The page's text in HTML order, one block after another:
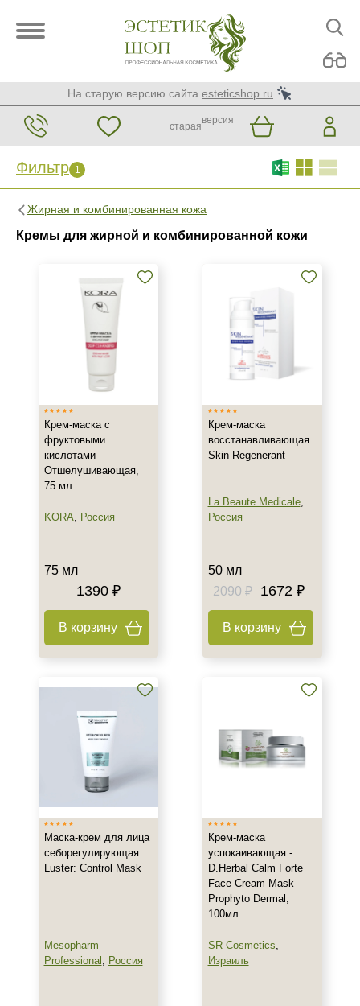
На старую версию сайта esteticshop.ru
старая
версия
Фильтр 1
Жирная и комбинированная кожа
Кремы для жирной и комбинированной кожи
Фильтр 1 Сброс
La Beaute Medicale
Mesopharm Professional
Россия
Франция
Показать еще
Тип товара
Показать еще
Гликолевый
Все типы кожи
Жирная
Комбинированная
Любой возраст
Крем-маска с
фруктовыми
кислотами
Отшелушивающая,
75 мл
KORA, Россия
75 мл
1390 ₽
В корзину
Крем-маска
восстанавливающая
Skin Regenerant
La Beaute Medicale,
Россия
50 мл
2090 ₽
1672 ₽
В корзину
Маска-крем для лица
себорегулирующая
Luster: Control Mask
Mesopharm
Professional , Россия
Крем-маска
успокаивающая -
D.Herbal Calm Forte
Face Cream Mask
Prophyto Dermal,
100мл
SR Cosmetics,
Израиль